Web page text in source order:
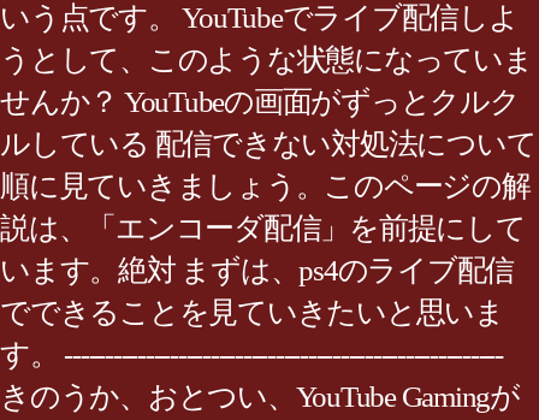
いう点です。 YouTubeでライブ配信しよ
うとして、このような状態になっていま
せんか？ YouTubeの画面がずっとクルク
ルしている 配信できない対処法について
順に見ていきましょう。このページの解
説は、「エンコーダ配信」を前提にして
います。絶対 まずは、ps4のライブ配信
でできることを見ていきたいと思いま
す。 ------------------------------------------------------
きのうか、おとつい、YouTube Gamingが